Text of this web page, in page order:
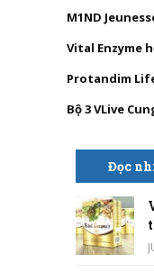
M1ND
Vital Enzyme
Protandim
Bộ 3 VLive
Đọc